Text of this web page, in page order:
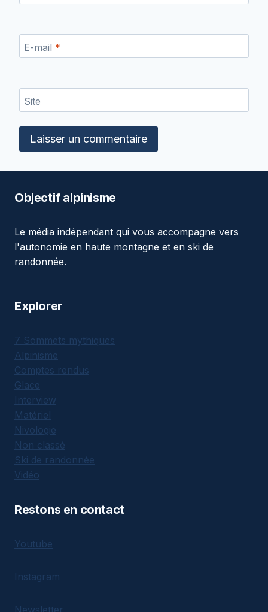
E-mail *
Site
Objectif alpinisme
Le média indépendant qui vous accompagne vers
l'autonomie en haute montagne et en ski de
randonnée.
Explorer
7 Sommets mythiques
Alpinisme
Comptes rendus
Glace
Interview
Matériel
Nivologie
Non classé
Ski de randonnée
Vidéo
Restons en contact
Youtube
Instagram